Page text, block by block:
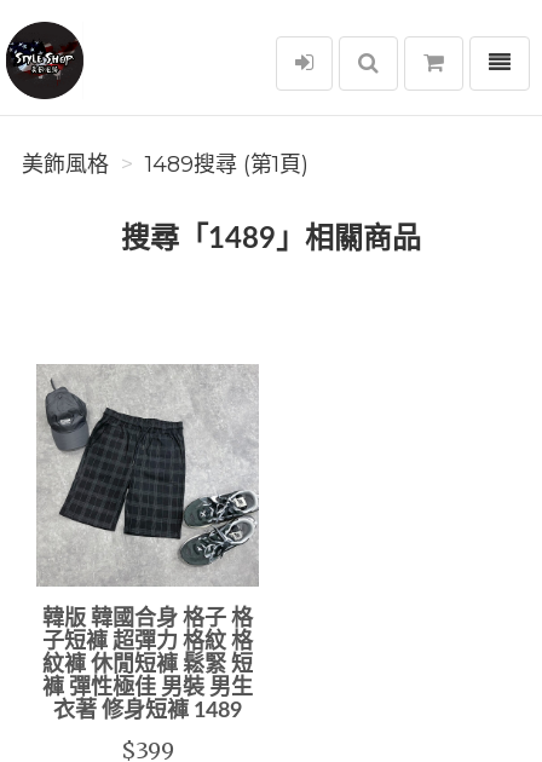
美飾風格
選單
美飾風格 1489搜尋 (第1頁)
搜尋「1489」相關商品
韓版 韓國合身 格子 格
子短褲 超彈力 格紋 格
紋褲 休閒短褲 鬆緊 短
褲 彈性極佳 男裝 男生
衣著 修身短褲 1489
$399